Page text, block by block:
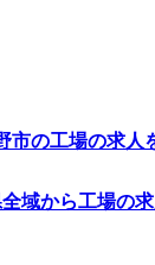
市の工場の求人
域から工場の